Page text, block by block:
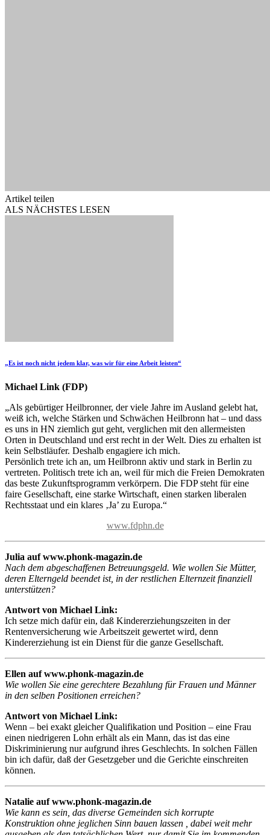
Artikel teilen
ALS NÄCHSTES LESEN
„Es ist noch nicht jedem klar, was wir für eine Arbeit leisten“
Michael Link (FDP)
„Als gebürtiger Heilbronner, der viele Jahre im Ausland gelebt hat,
weiß ich, welche Stärken und Schwächen Heilbronn hat – und dass
es uns in HN ziemlich gut geht, verglichen mit den allermeisten
Orten in Deutschland und erst recht in der Welt. Dies zu erhalten ist
kein Selbstläufer. Deshalb engagiere ich mich.
Persönlich trete ich an, um Heilbronn aktiv und stark in Berlin zu
vertreten. Politisch trete ich an, weil für mich die Freien Demokraten
das beste Zukunftsprogramm verkörpern. Die FDP steht für eine
faire Gesellschaft, eine starke Wirtschaft, einen starken liberalen
Rechtsstaat und ein klares ‚Ja’ zu Europa.“
www.fdphn.de
Julia auf www.phonk-magazin.de
Nach dem abgeschaffenen Betreuungsgeld. Wie wollen Sie Mütter,
deren Elterngeld beendet ist, in der restlichen Elternzeit finanziell
unterstützen?
Antwort von Michael Link:
Ich setze mich dafür ein, daß Kindererziehungszeiten in der
Rentenversicherung wie Arbeitszeit gewertet wird, denn
Kindererziehung ist ein Dienst für die ganze Gesellschaft.
Ellen auf www.phonk-magazin.de
Wie wollen Sie eine gerechtere Bezahlung für Frauen und Männer
in den selben Positionen erreichen?
Antwort von Michael Link:
Wenn – bei exakt gleicher Qualifikation und Position – eine Frau
einen niedrigeren Lohn erhält als ein Mann, das ist das eine
Diskriminierung nur aufgrund ihres Geschlechts. In solchen Fällen
bin ich dafür, daß der Gesetzgeber und die Gerichte einschreiten
können.
Natalie auf www.phonk-magazin.de
Wie kann es sein, das diverse Gemeinden sich korrupte
Konstruktion ohne jeglichen Sinn bauen lassen , dabei weit mehr